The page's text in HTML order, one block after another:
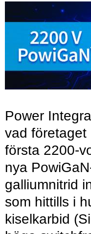
Power
vad företaget
första 2200-
nya
galliumnitrid
som hittills i
kiselkarbid